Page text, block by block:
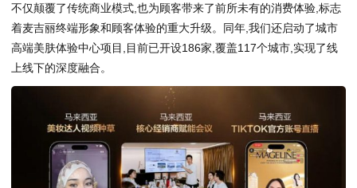
不仅颠覆了传统商业模式,也为顾客带来了前所未有的消费体验,标志
着麦吉丽终端形象和顾客体验的重大升级。同年,我们还启动了城市
高端美肤体验中心项目,目前已开设186家,覆盖117个城市,实现了线
上线下的深度融合。